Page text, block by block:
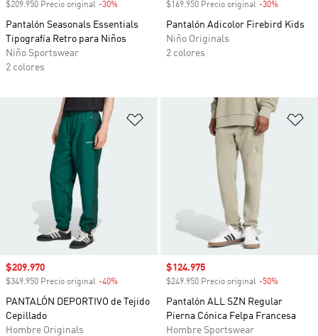
$209.950 Precio original -30%
Pantalón Seasonals Essentials
Tipografía Retro para Niños
Niño Sportswear
2 colores
$169.950 Precio original -30%
Pantalón Adicolor Firebird Kids
Niño Originals
2 colores
Añadir a la lista de deseos
Precio de venta
$209.970
$349.950 Precio original -40%
PANTALÓN DEPORTIVO de Tejido
Cepillado
Hombre Originals
Precio de venta
$124.975
$249.950 Precio original -50%
Pantalón ALL SZN Regular
Pierna Cónica Felpa Francesa
Hombre Sportswear